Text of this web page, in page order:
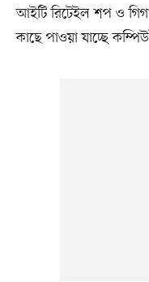
আইটি রিটেইল শপ ও
কাছে পাওয়া যাচ্ছে